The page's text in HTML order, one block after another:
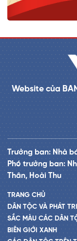
Website của
Trưởng ban: Nhà
Phó trưởng ban:
Thân, Hoài Thu
TRANG CHỦ
DÂN TỘC VÀ PHÁT
SẮC MÀU CÁC DÂN
BIÊN GIỚI XANH